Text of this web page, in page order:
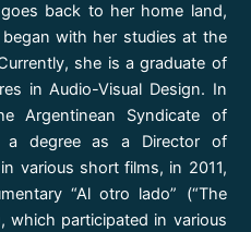
back to her home land,
with her studies at the
she is a graduate of
in Audio-Visual Design. In
Argentinean Syndicate of
a degree as a Director of
various short films, in 2011,
“Al otro lado” (“The
which participated in various